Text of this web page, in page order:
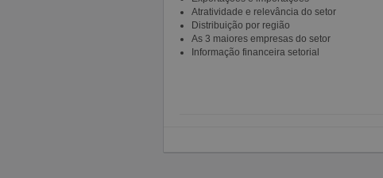
Atratividade e relevância do setor
Distribuição por região
As 3 maiores empresas do setor
Informação financeira setorial